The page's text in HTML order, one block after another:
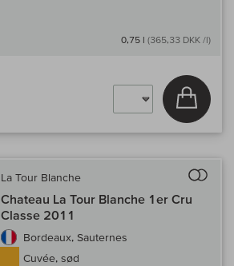
0,75 l (365,33 DKK /l)
Læg i
La Tour Blanche
Chateau La Tour Blanche 1er Cru
Classe 2011
Bordeaux, Sauternes
Cuvée, sød